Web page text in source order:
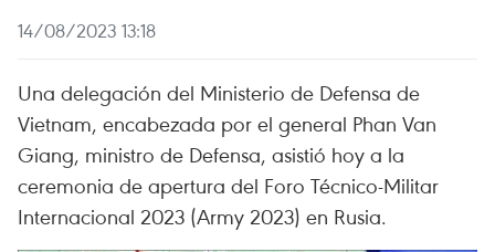
14/08/2023 13:18
Una delegación del Ministerio de Defensa de
Vietnam, encabezada por el general Phan Van
Giang, ministro de Defensa, asistió hoy a la
ceremonia de apertura del Foro Técnico-Militar
Internacional 2023 (Army 2023) en Rusia.